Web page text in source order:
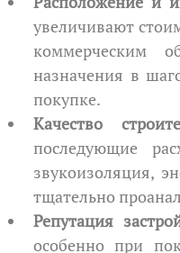
увеличивают
коммерческим
назначения в
покупке.
Качество
последующие
звукоизоляция,
тщательно
Репутация
особенно при